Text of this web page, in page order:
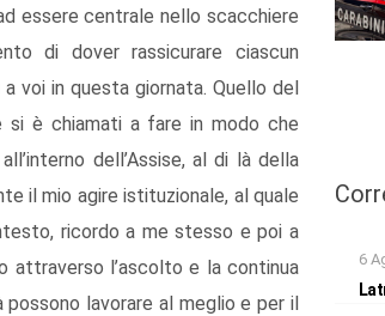
essere centrale nello scacchiere
di dover rassicurare ciascun
voi in questa giornata. Quello del
si è chiamati a fare in modo che
dell’Assise, al di là della
il mio agire istituzionale, al quale
ricordo a me stesso e poi a
attraverso l’ascolto e la continua
lavorare al meglio e per il
6